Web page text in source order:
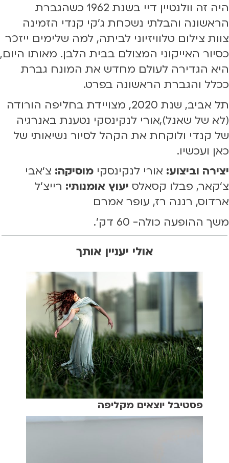
היה זה וולנטיין דיי בשנת 1962 כשהגברת
הראשונה והבלתי נשכחת ג'קי קנדי הזמינה
צוות צילום טלוויזיוני לביתה, למה שלימים ייזכר
כסיור האייקוני המצולם בבית הלבן. מאותו היום,
היא הגדירה לעולם מחדש את המונח גברת
ככלל והגברת הראשונה בפרט.
תל אביב, שנת 2020, מצויידת בחליפה הורודה
(לא של שאנל),אורי לנקינסקי נטענת באנרגיה
של קנדי ולוקחת את הקהל לסיור נשיאותי של
כאן ועכשיו.
יצירה וביצוע: אורי לנקינסקי מוסיקה: צ‘אבי
צ‘קאר, פבלו קסאלס יעוץ אומנותי: רייצ‘ל
ארדוס, רננה רז, עופר אמרם
משך ההופעה כולה- 60 דק'.
אולי יעניין אותך
פסטיבל יוצאים מקליפה